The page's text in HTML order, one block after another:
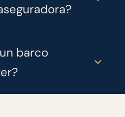
barco